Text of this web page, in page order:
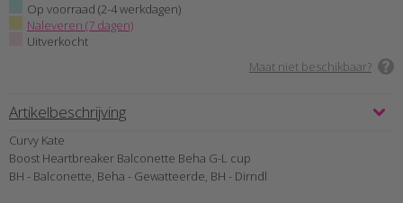
Op voorraad (2-4 werkdagen)
Naleveren (7 dagen)
Uitverkocht
Maat niet beschikbaar?
Artikelbeschrijving
Curvy Kate
Boost Heartbreaker Balconette Beha G-L cup
BH - Balconette, Beha - Gewatteerde, BH - Dirndl